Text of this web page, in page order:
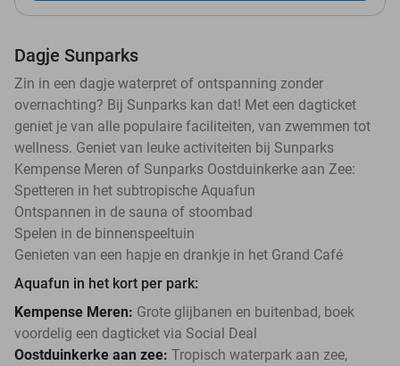
Dagje Sunparks
Zin in een dagje waterpret of ontspanning zonder
overnachting? Bij Sunparks kan dat! Met een dagticket
geniet je van alle populaire faciliteiten, van zwemmen tot
wellness. Geniet van leuke activiteiten bij Sunparks
Kempense Meren of Sunparks Oostduinkerke aan Zee:
Spetteren in het subtropische Aquafun
Ontspannen in de sauna of stoombad
Spelen in de binnenspeeltuin
Genieten van een hapje en drankje in het Grand Café
Aquafun in het kort per park:
Kempense Meren: Grote glijbanen en buitenbad, boek
voordelig een dagticket via Social Deal
Oostduinkerke aan zee: Tropisch waterpark aan zee,